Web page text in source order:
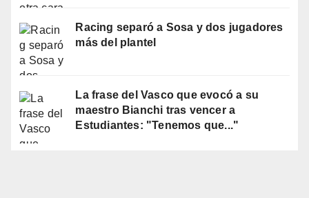
Racing separó a Sosa y dos jugadores
más del plantel
La frase del Vasco que evocó a su
maestro Bianchi tras vencer a
Estudiantes: "Tenemos que..."